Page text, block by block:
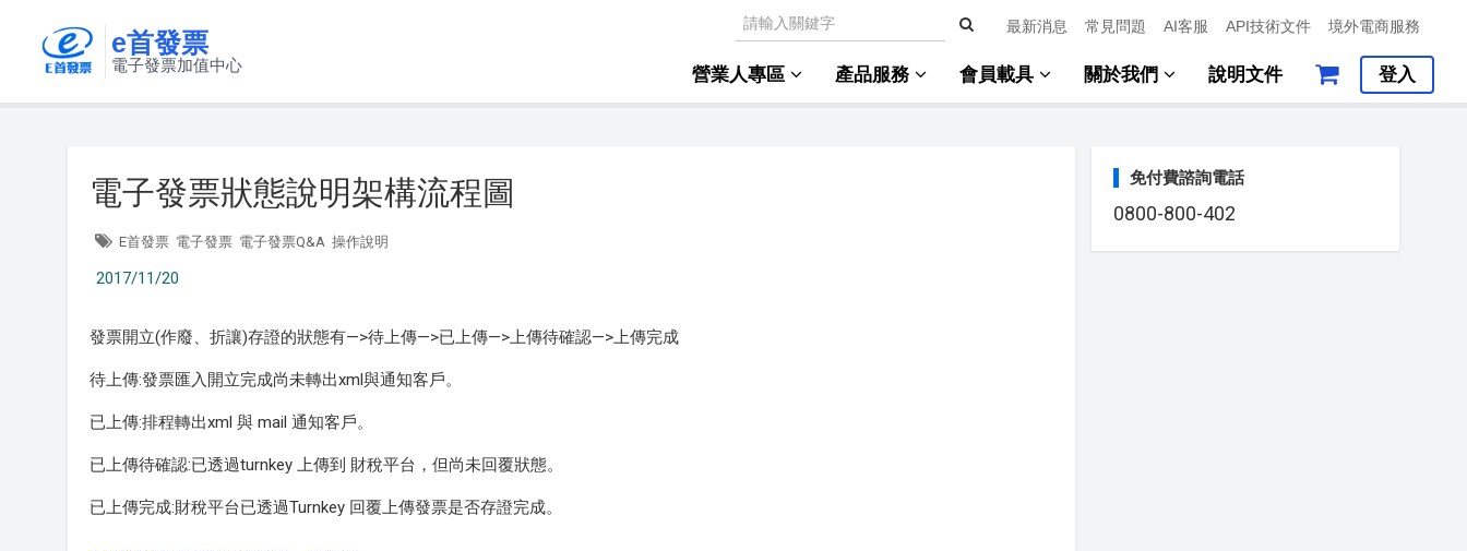
e首發票
電子發票加值中心
最新消息 常見問題 AI客服 API技術文件 境外電商服務
營業人專區 產品服務 會員載具 關於我們 說明文件 登入
電子發票狀態說明架構流程圖
E首發票 電子發票 電子發票Q&A 操作說明
2017/11/20
發票開立(作廢、折讓)存證的狀態有—>待上傳—>已上傳—>上傳待確認—>上傳完成
待上傳:發票匯入開立完成尚未轉出xml與通知客戶。
已上傳:排程轉出xml 與 mail 通知客戶。
已上傳待確認:已透過turnkey 上傳到 財稅平台，但尚未回覆狀態。
已上傳完成:財稅平台已透過Turnkey 回覆上傳發票是否存證完成。
免付費諮詢電話
0800-800-402